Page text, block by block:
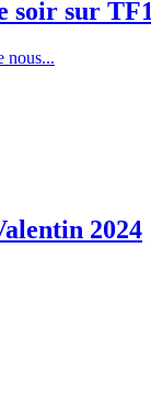
soir sur
nous...
2024